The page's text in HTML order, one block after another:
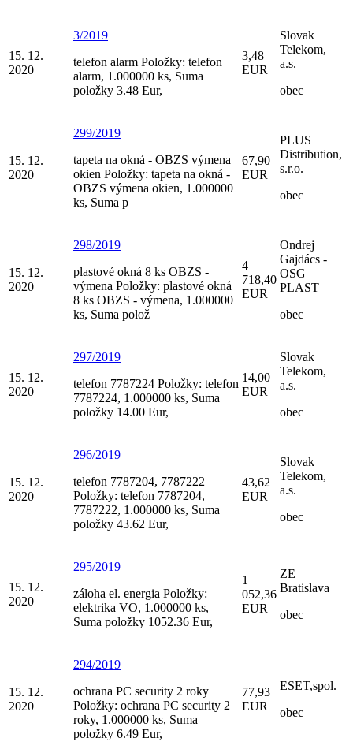
15. 12.
2020
3/2019
telefon alarm Položky: telefon
alarm, 1.000000 ks, Suma
položky 3.48 Eur,
3,48
EUR
Slovak
Telekom,
a.s.
obec
15. 12.
2020
299/2019
tapeta na okná - OBZS výmena
okien Položky: tapeta na okná -
OBZS výmena okien, 1.000000
ks, Suma p
67,90
EUR
PLUS
Distribution,
s.r.o.
obec
15. 12.
2020
298/2019
plastové okná 8 ks OBZS -
výmena Položky: plastové okná
8 ks OBZS - výmena, 1.000000
ks, Suma polož
4
718,40
EUR
Ondrej
Gajdács -
OSG
PLAST
obec
15. 12.
2020
297/2019
telefon 7787224 Položky: telefon
7787224, 1.000000 ks, Suma
položky 14.00 Eur,
14,00
EUR
Slovak
Telekom,
a.s.
obec
15. 12.
2020
296/2019
telefon 7787204, 7787222
Položky: telefon 7787204,
7787222, 1.000000 ks, Suma
položky 43.62 Eur,
43,62
EUR
Slovak
Telekom,
a.s.
obec
15. 12.
2020
295/2019
záloha el. energia Položky:
elektrika VO, 1.000000 ks,
Suma položky 1052.36 Eur,
1
052,36
EUR
ZE
Bratislava
obec
15. 12.
2020
294/2019
ochrana PC security 2 roky
Položky: ochrana PC security 2
roky, 1.000000 ks, Suma
položky 6.49 Eur,
77,93
EUR
ESET,spol.
obec